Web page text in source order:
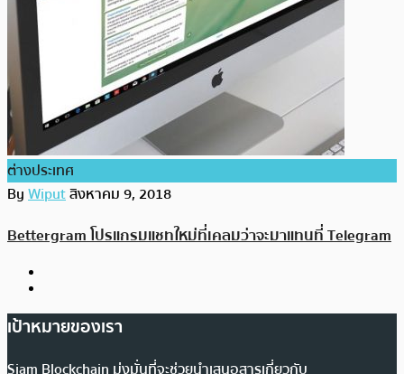
ต่างประเทศ
ByWiputสิงหาคม 9, 2018
Bettergram โปรแกรมแชทใหม่ที่เคลมว่าจะมาแทนที่ Telegram
เป้าหมายของเรา